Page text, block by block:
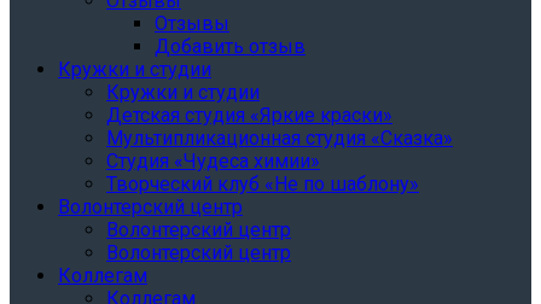
Отзывы
Добавить отзыв
Кружки и студии
Кружки и студии
Детская студия «Яркие краски»
Мультипликационная студия «Сказка»
Студия «Чудеса химии»
Творческий клуб «Не по шаблону»
Волонтерский центр
Волонтерский центр
Волонтерский центр
Коллегам
Коллегам